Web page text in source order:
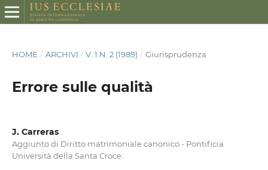
HOME / ARCHIVI / V. 1 N. 2 (1989) / Giurisprudenza
Errore sulle qualità
J. Carreras
Aggiunto di Diritto matrimoniale canonico - Pontificia
Università della Santa Croce.